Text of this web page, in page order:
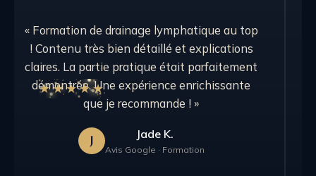
★★★★★
« Formation de drainage lymphatique au top
! Contenu très bien détaillé et explications
claires. La partie pratique était parfaitement
démontrée. Une expérience enrichissante
que je recommande ! »
J Jade K.
Avis Google · Formation